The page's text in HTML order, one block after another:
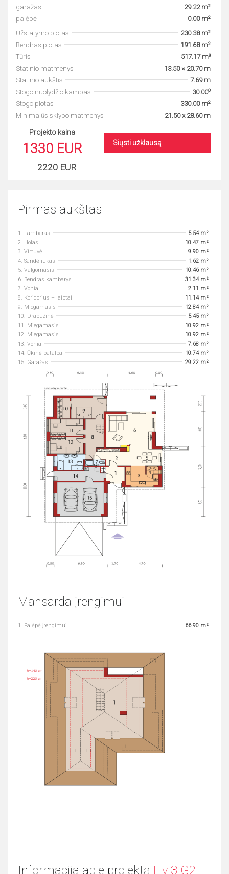
garažas
29.22 m²
palėpė
0.00 m²
Užstatymo plotas
230.38 m²
Bendras plotas
191.68 m²
Tūris
517.17 m³
Statinio matmenys
13.50 × 20.70 m
Statinio aukštis
7.69 m
Stogo nuolydžio kampas
30.00o
Stogo plotas
330.00 m²
Minimalūs sklypo matmenys
21.50 x 28.60 m
Projekto kaina
1330 EUR
2220 EUR
Siųsti užklausą
Pirmas aukštas
1. Tambūras
5.54 m²
2. Holas
10.47 m²
3. Virtuvė
9.90 m²
4. Sandėliukas
1.62 m²
5. Valgomasis
10.46 m²
6. Bendras kambarys
31.34 m²
7. Vonia
2.11 m²
8. Koridorius + laiptai
11.14 m²
9. Miegamasis
12.84 m²
10. Drabužinė
5.45 m²
11. Miegamasis
10.92 m²
12. Miegamasis
10.92 m²
13. Vonia
7.68 m²
14. Ūkinė patalpa
10.74 m²
15. Garažas
29.22 m²
Mansarda įrengimui
1. Palėpė įrengimui 66.90 m²
Informacija apie projektą Liv 3 G2